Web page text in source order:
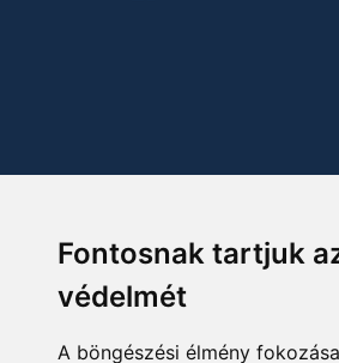
Fontosnak tartjuk
védelmét
A böngészési élmény